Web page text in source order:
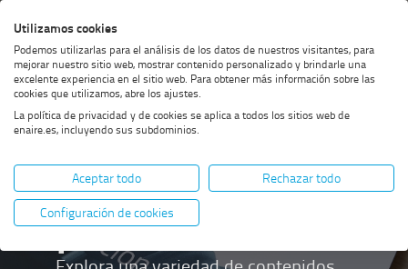
al
menú
al
contenido
al
footer
alto
contraste
Utilizamos cookies
Podemos utilizarlas para el análisis de los datos de nuestros visitantes, para
mejorar nuestro sitio web, mostrar contenido personalizado y brindarle una
excelente experiencia en el sitio web. Para obtener más información sobre las
cookies que utilizamos, abre los ajustes.
La política de privacidad y de cookies se aplica a todos los sitios web de
enaire.es, incluyendo sus subdominios.
Aceptar todo
Rechazar todo
Configuración de cookies
Otras
publicaciones